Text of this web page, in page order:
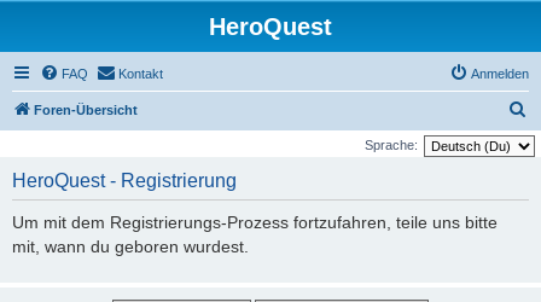
HeroQuest
FAQ Kontakt Anmelden
Foren-Übersicht
u
Sprache:
HeroQuest - Registrierung
Um mit dem Registrierungs-Prozess fortzufahren, teile uns bitte
mit, wann du geboren wurdest.